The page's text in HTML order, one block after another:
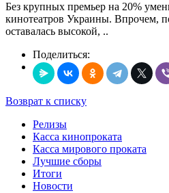
Без крупных премьер на 20%
кинотеатров Украины. Впрочем,
оставалась высокой, ..
Поделиться:
Возврат к списку
Релизы
Касса кинопроката
Касса мирового проката
Лучшие сборы
Итоги
Новости